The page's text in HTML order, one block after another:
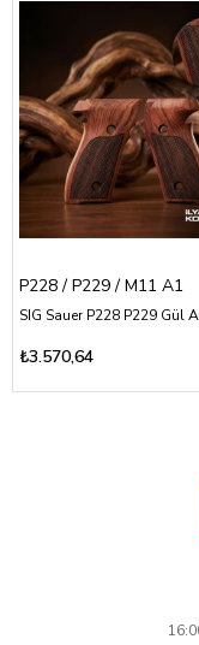
P228 / P229 / M11 A1
₺3.570,64